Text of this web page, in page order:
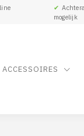
✔
mogelijk
ACCESSOIRES